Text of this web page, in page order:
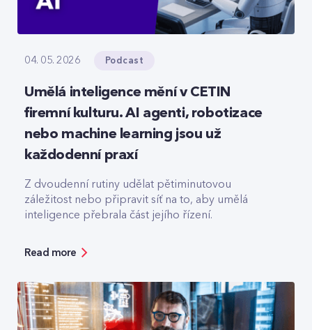
04. 05. 2026 Podcast
Umělá inteligence mění v CETIN
firemní kulturu. AI agenti, robotizace
nebo machine learning jsou už
každodenní praxí
Z dvoudenní rutiny udělat pětiminutovou
záležitost nebo připravit síť na to, aby umělá
inteligence přebrala část jejího řízení.
Read more